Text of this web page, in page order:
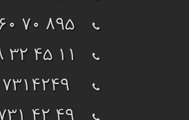
70 895
32 45 11
42 49